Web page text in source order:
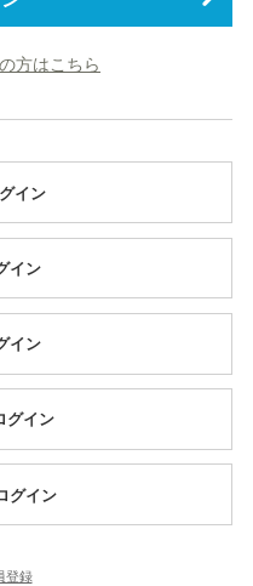
方はこちら
イン
イン
イン
グイン
グイン
登録